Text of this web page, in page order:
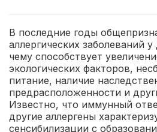
В последние годы
аллергических заболеваний
чему способствует
экологических факторов,
питание, наличие
предрасположенности и
Известно, что иммунный
другие аллергены
сенсибилизации с